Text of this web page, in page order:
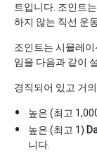
트입니다. 조인트
하지 않는 직선 운
조인트는 시뮬레
임을 다음과 같이
경직되어 있고 거
높은 (최고
높은 (최고 1)
니다.